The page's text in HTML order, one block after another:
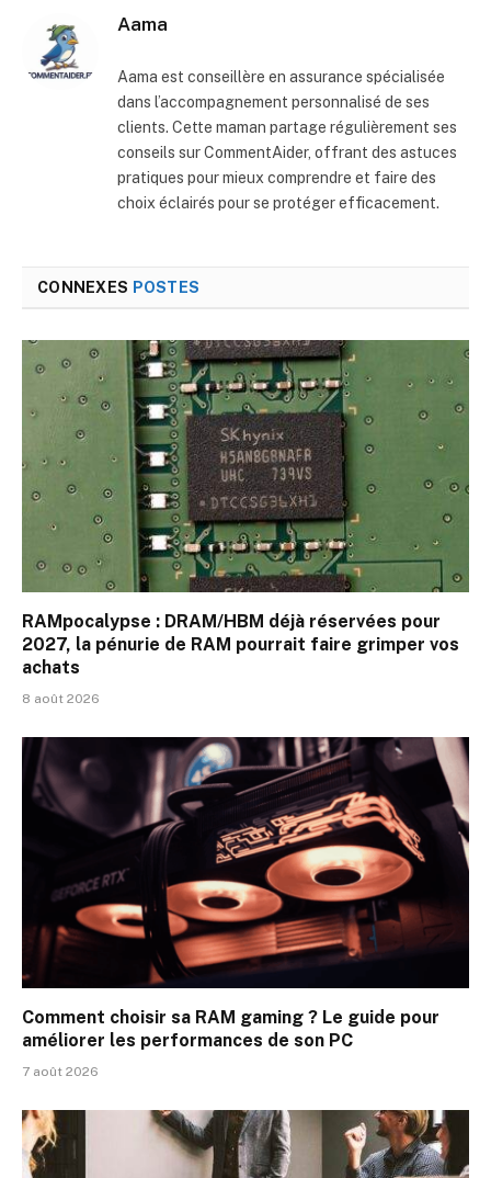
Aama
Aama est conseillère en assurance spécialisée
dans l’accompagnement personnalisé de ses
clients. Cette maman partage régulièrement ses
conseils sur CommentAider, offrant des astuces
pratiques pour mieux comprendre et faire des
choix éclairés pour se protéger efficacement.
CONNEXES POSTES
RAMpocalypse : DRAM/HBM déjà réservées pour
2027, la pénurie de RAM pourrait faire grimper vos
achats
8 août 2026
Comment choisir sa RAM gaming ? Le guide pour
améliorer les performances de son PC
7 août 2026